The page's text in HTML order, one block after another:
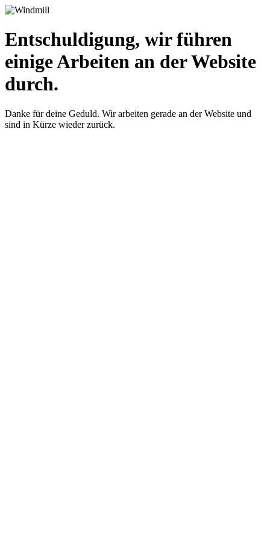
Entschuldigung, wir führen
einige Arbeiten an der Website
durch.
Danke für deine Geduld. Wir arbeiten gerade an der Website und
sind in Kürze wieder zurück.